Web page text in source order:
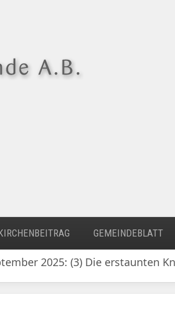
GEMEINDEBLATT
2025: (3) Die erstaunten